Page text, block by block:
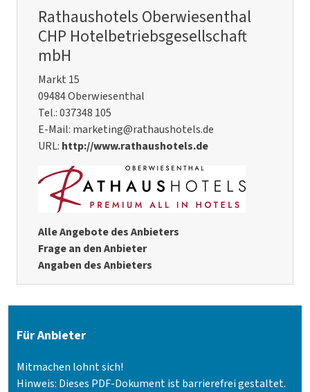
Rathaushotels Oberwiesenthal
CHP Hotelbetriebsgesellschaft
mbH
Markt 15
09484 Oberwiesenthal
Tel.: 037348 105
E-Mail: marketing@rathaushotels.de
URL: http://www.rathaushotels.de
Alle Angebote des Anbieters
Frage an den Anbieter
Angaben des Anbieters
Für Anbieter
Mitmachen lohnt sich!
Hinweis: Dieses PDF-Dokument ist barrierefrei gestaltet.